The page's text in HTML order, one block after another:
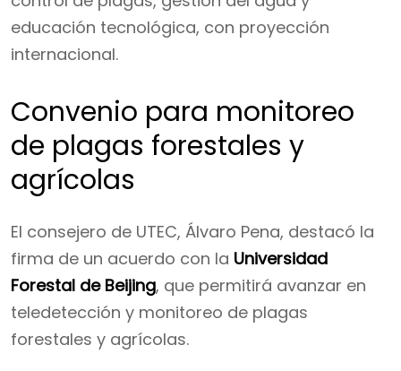
educación tecnológica, con proyección
internacional.
Convenio para monitoreo
de plagas forestales y
agrícolas
El consejero de UTEC, Álvaro Pena, destacó la
firma de un acuerdo con la Universidad
Forestal de Beijing, que permitirá avanzar en
teledetección y monitoreo de plagas
forestales y agrícolas.